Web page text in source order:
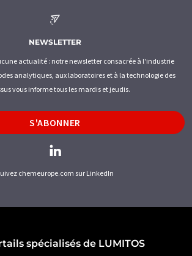
NEWSLETTER
actualité : notre newsletter consacrée à l'industrie
analytiques, aux laboratoires et à la technologie des
vous informe tous les mardis et jeudis.
S'ABONNER
chemeurope.com sur LinkedIn
spécialisés de LUMITOS